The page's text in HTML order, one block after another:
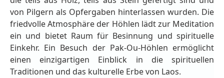
von Pilgern als Opfergaben hinterlassen wurden. Die
friedvolle Atmosphäre der Höhlen lädt zur Meditation
ein und bietet Raum für Besinnung und spirituelle
Einkehr. Ein Besuch der Pak-Ou-Höhlen ermöglicht
einen einzigartigen Einblick in die spirituellen
Traditionen und das kulturelle Erbe von Laos.